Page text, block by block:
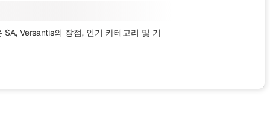
Versantis의 장점, 인기 카테고리 및 기